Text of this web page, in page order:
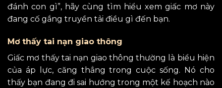
đánh con gì”, hãy cùng tìm hiểu xem giấc mơ này
đang cố gắng truyền tải điều gì đến bạn.
Mơ thấy tai nạn giao thông
Giấc mơ thấy tai nạn giao thông thường là biểu hiện
của áp lực, căng thẳng trong cuộc sống. Nó cho
thấy bạn đang đi sai hướng trong một kế hoạch nào